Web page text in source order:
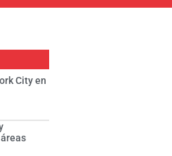
City en